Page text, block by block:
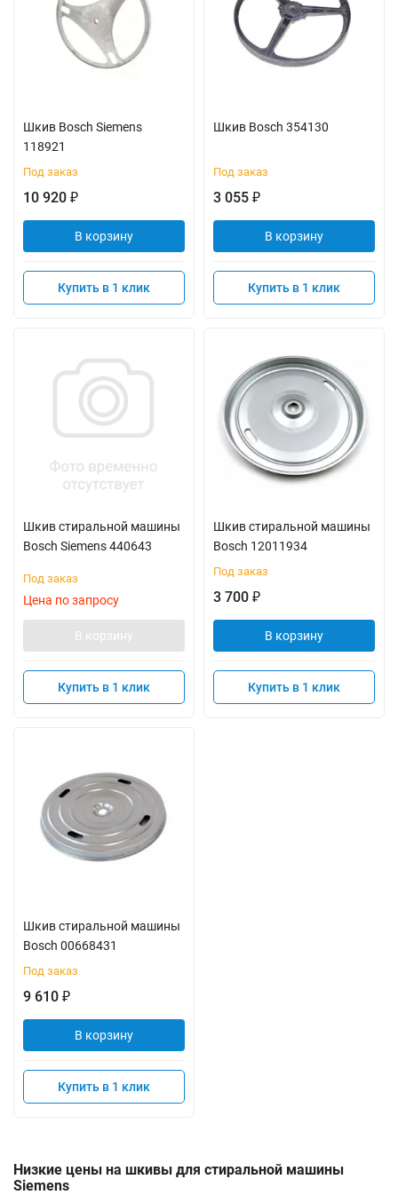
Шкив Bosch Siemens
118921
Под заказ
10 920 ₽
В корзину
Купить в 1 клик
Шкив Bosch 354130
Под заказ
3 055 ₽
В корзину
Купить в 1 клик
Шкив стиральной машины
Bosch Siemens 440643
Под заказ
Цена по запросу
В корзину
Купить в 1 клик
Шкив стиральной машины
Bosch 12011934
Под заказ
3 700 ₽
В корзину
Купить в 1 клик
Шкив стиральной машины
Bosch 00668431
Под заказ
9 610 ₽
В корзину
Купить в 1 клик
Низкие цены на шкивы для стиральной машины
Siemens